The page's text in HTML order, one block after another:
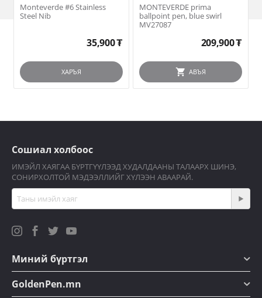
Monteverde #6 Stainless
Steel Nib
35,900₮
ХАРЪЯ
MONTEVERDE prima
ballpoint pen, blue swirl
MV27087
209,900₮
АВЪЯ
Сошиал холбоос
ИМЭЙЛ ХАЯГАА БҮРТГҮҮЛЭЭД ХУДАЛДААНЫ ТАЛААРХ ШИНЭ,
СОНИРХОЛТОЙ МЭДЭЭЛЛИЙГ ХҮЛЭЭН АВААРАЙ.
Миний бүртгэл
GoldenPen.mn